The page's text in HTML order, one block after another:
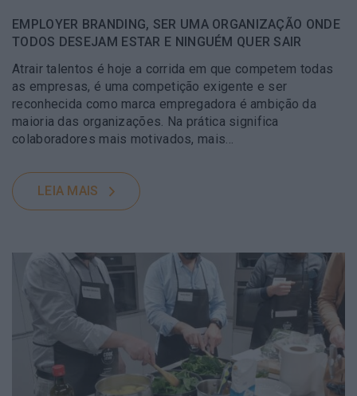
EMPLOYER BRANDING, SER UMA ORGANIZAÇÃO ONDE
TODOS DESEJAM ESTAR E NINGUÉM QUER SAIR
Atrair talentos é hoje a corrida em que competem todas
as empresas, é uma competição exigente e ser
reconhecida como marca empregadora é ambição da
maioria das organizações. Na prática significa
colaboradores mais motivados, mais...
LEIA MAIS